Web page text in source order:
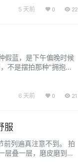
5 天前 0 22
假蓝，是下午偏晚时候
不是摆拍那种"拥抱天
6 天前 0 21
服
前列遍真注意不到。 拍
叠一层，磨皮磨到像